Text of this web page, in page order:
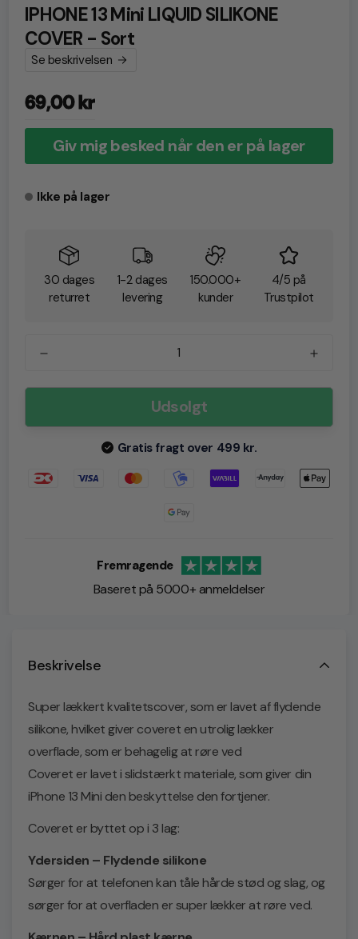
IPHONE 13 Mini LIQUID SILIKONE
COVER - Sort
Se beskrivelsen
Normalpris
69,00 kr
Giv mig besked når den er på lager
Ikke på lager
30 dages
returret
1-2 dages
levering
150.000+
kunder
4/5 på
Trustpilot
Udsolgt
Gratis fragt over 499 kr.
Fremragende
Baseret på 5000+ anmeldelser
Beskrivelse
Super lækkert kvalitetscover, som er lavet af flydende
silikone, hvilket giver coveret en utrolig lækker
overflade, som er behagelig at røre ved
Coveret er lavet i slidstærkt materiale, som giver din
iPhone 13 Mini den beskyttelse den fortjener.
Coveret er byttet op i 3 lag:
Ydersiden – Flydende silikone
Sørger for at telefonen kan tåle hårde stød og slag, og
sørger for at overfladen er super lækker at røre ved.